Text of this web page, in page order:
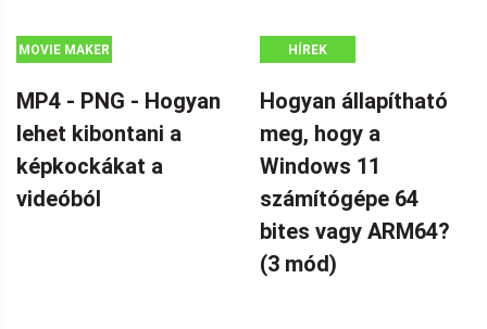
MOVIE MAKER
MP4 - PNG - Hogyan
lehet kibontani a
képkockákat a
videóból
HÍREK
Hogyan állapítható
meg, hogy a
Windows 11
számítógépe 64
bites vagy ARM64?
(3 mód)